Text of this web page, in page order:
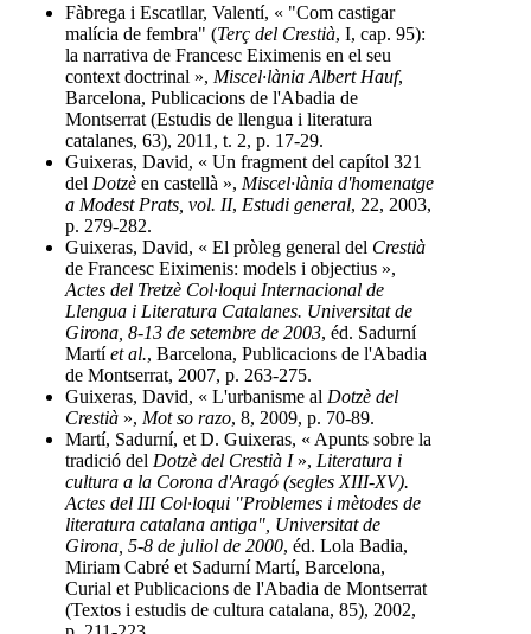
Fàbrega i Escatllar, Valentí, « "Com castigar
malícia de fembra" (Terç del Crestià, I, cap. 95):
la narrativa de Francesc Eiximenis en el seu
context doctrinal », Miscel·lània Albert Hauf,
Barcelona, Publicacions de l'Abadia de
Montserrat (Estudis de llengua i literatura
catalanes, 63), 2011, t. 2, p. 17-29.
Guixeras, David, « Un fragment del capítol 321
del Dotzè en castellà », Miscel·lània d'homenatge
a Modest Prats, vol. II, Estudi general, 22, 2003,
p. 279-282.
Guixeras, David, « El pròleg general del Crestià
de Francesc Eiximenis: models i objectius »,
Actes del Tretzè Col·loqui Internacional de
Llengua i Literatura Catalanes. Universitat de
Girona, 8-13 de setembre de 2003, éd. Sadurní
Martíet al., Barcelona, Publicacions de l'Abadia
de Montserrat, 2007, p. 263-275.
Guixeras, David, « L'urbanisme al Dotzè del
Crestià », Mot so razo, 8, 2009, p. 70-89.
Martí, Sadurní, et D. Guixeras, « Apunts sobre la
tradició del Dotzè del Crestià I», Literatura i
cultura a la Corona d'Aragó (segles XIII-XV).
Actes del III Col·loqui "Problemes i mètodes de
literatura catalana antiga", Universitat de
Girona, 5-8 de juliol de 2000, éd. Lola Badia,
Miriam Cabré et Sadurní Martí, Barcelona,
Curial et Publicacions de l'Abadia de Montserrat
(Textos i estudis de cultura catalana, 85), 2002,